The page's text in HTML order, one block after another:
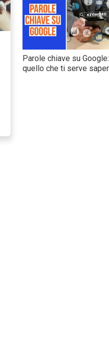
Parole chiave su
quello che ti serve